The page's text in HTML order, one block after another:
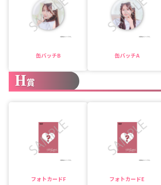
缶バッチB 缶バッチA
H賞
フォトカードF フォトカードE